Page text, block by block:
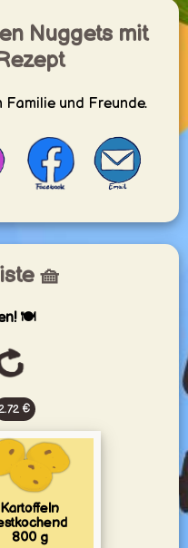
Nuggets mit
Familie und Freunde.
🧺
🍽️
€
Kartoffeln
800 g